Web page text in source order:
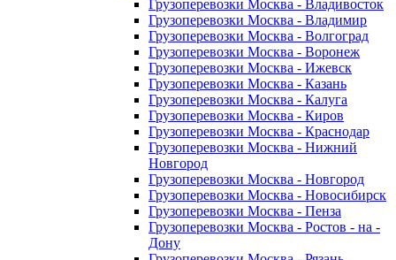
Грузоперевозки Москва - Владивосток
Грузоперевозки Москва - Владимир
Грузоперевозки Москва - Волгоград
Грузоперевозки Москва - Воронеж
Грузоперевозки Москва - Ижевск
Грузоперевозки Москва - Казань
Грузоперевозки Москва - Калуга
Грузоперевозки Москва - Киров
Грузоперевозки Москва - Краснодар
Грузоперевозки Москва - Нижний
Новгород
Грузоперевозки Москва - Новгород
Грузоперевозки Москва - Новосибирск
Грузоперевозки Москва - Пенза
Грузоперевозки Москва - Ростов - на -
Дону